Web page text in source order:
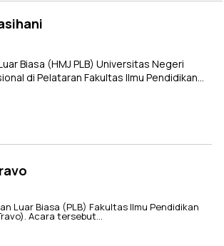
Biasa (HMJ PLB) Universitas Negeri
di Pelataran Fakultas Ilmu Pendidikan…
Luar Biasa (PLB) Fakultas Ilmu Pendidikan
Acara tersebut…